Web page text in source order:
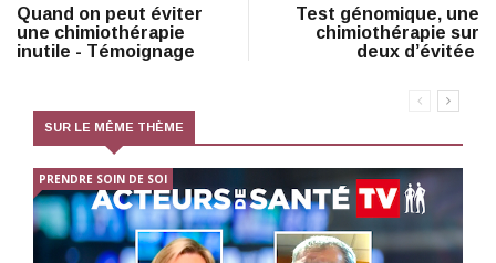
Quand on peut éviter
une chimiothérapie
inutile - Témoignage
Test génomique, une
chimiothérapie sur
deux d’évitée
SUR LE MÊME THÈME
PRENDRE SOIN DE SOI